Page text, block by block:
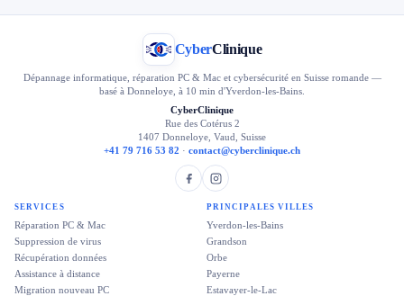
CyberClinique
Dépannage informatique, réparation PC & Mac et cybersécurité en Suisse romande —
basé à Donneloye, à 10 min d'Yverdon-les-Bains.
CyberClinique
Rue des Cotérus 2
1407 Donneloye, Vaud, Suisse
+41 79 716 53 82 · contact@cyberclinique.ch
SERVICES
Réparation PC & Mac
Suppression de virus
Récupération données
Assistance à distance
Migration nouveau PC
PRINCIPALES VILLES
Yverdon-les-Bains
Grandson
Orbe
Payerne
Estavayer-le-Lac